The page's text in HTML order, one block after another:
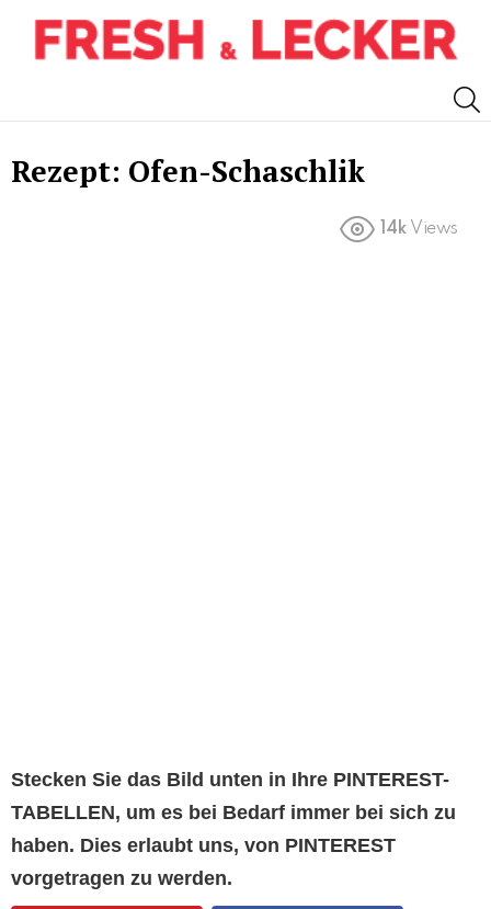
Rezept: Ofen-Schaschlik
14k Views
Stecken Sie das Bild unten in Ihre PINTEREST-
TABELLEN, um es bei Bedarf immer bei sich zu
haben. Dies erlaubt uns, von PINTEREST
vorgetragen zu werden.